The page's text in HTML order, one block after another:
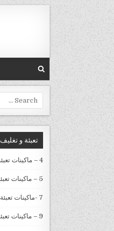
Skip to content
Search for:
تعبئة و تغليف
4 – ماكينات تعبئة سوائل في عبوات و اكياس
5 – ماكينات تعبئة و تغليف السوائل في اكياس اوتوماتيك
7 -ماكينات تعبئة و تغليف الاكواب
9 – ماكينات تعبئة و تغليف الحبوب و الحبيبات